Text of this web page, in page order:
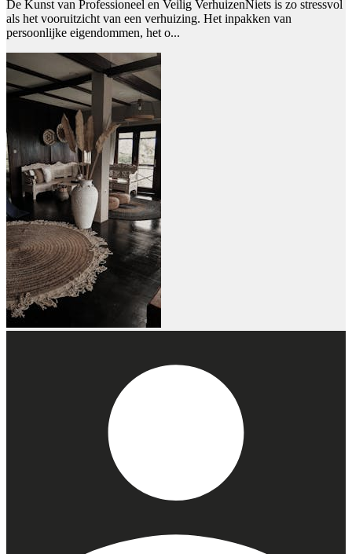
De Kunst van Professioneel en Veilig VerhuizenNiets is zo stressvol
als het vooruitzicht van een verhuizing. Het inpakken van
persoonlijke eigendommen, het o...